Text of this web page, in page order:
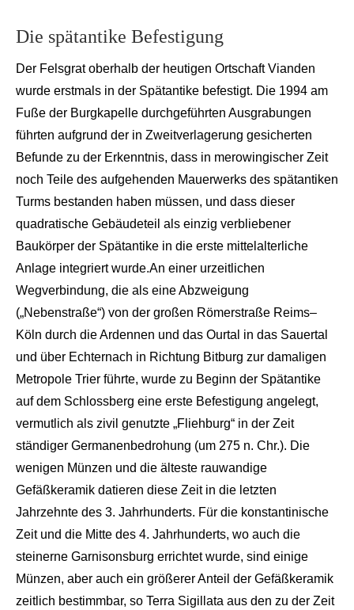
Die spätantike Befestigung
Der Felsgrat oberhalb der heutigen OrtschaftVianden
wurde erstmals in der Spätantike befestigt. Die 1994 am
Fuße der Burgkapelle durchgeführten Ausgrabungen
führten aufgrund der in Zweitverlagerung gesicherten
Befunde zu der Erkenntnis, dass in merowingischer Zeit
noch Teile des aufgehenden Mauerwerks des spätantiken
Turms bestanden haben müssen, und dass dieser
quadratische Gebäudeteil als einzig verbliebener
Baukörper der Spätantike in die erste mittelalterliche
Anlage integriert wurde.An einer urzeitlichen
Wegverbindung, die als eine Abzweigung
(„Nebenstraße“) von der großen Römerstraße Reims–
Köln durch die Ardennen und das Ourtal in das Sauertal
und über Echternach in Richtung Bitburg zur damaligen
Metropole Trier führte, wurde zu Beginn der Spätantike
auf dem Schlossberg eine erste Befestigung angelegt,
vermutlich als zivil genutzte „Fliehburg“ in der Zeit
ständiger Germanenbedrohung (um 275 n. Chr.). Die
wenigen Münzen und die älteste rauwandige
Gefäßkeramik datieren diese Zeit in die letzten
Jahrzehnte des 3. Jahrhunderts. Für die konstantinische
Zeit und die Mitte des 4. Jahrhunderts, wo auch die
steinerne Garnisonsburg errichtet wurde, sind einige
Münzen, aber auch ein größererAnteil der Gefäßkeramik
zeitlich bestimmbar, so Terra Sigillata aus den zu der Zeit